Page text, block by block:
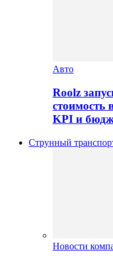
Авто
Roolz
стоимость
KPI и
Струнный
Новости